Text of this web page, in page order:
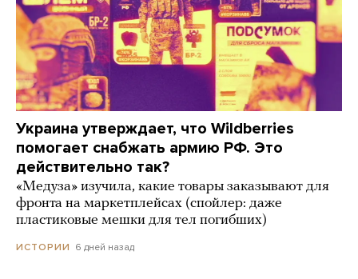
Украина утверждает, что Wildberries
помогает снабжать армию РФ. Это
действительно так?
«Медуза» изучила, какие товары заказывают для
фронта на маркетплейсах (спойлер: даже
пластиковые мешки для тел погибших)
ИСТОРИИ 6 дней назад